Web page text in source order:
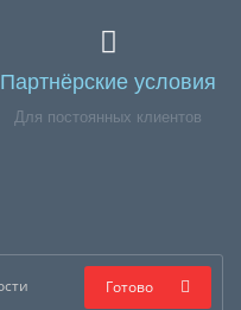
Партнёрские условия
Для постоянных клиентов
Готово